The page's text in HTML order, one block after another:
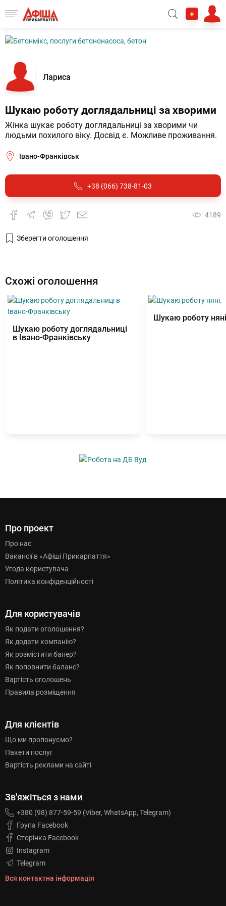
+
Лариса
Шукаю роботу доглядальниці за хворими
Жінка шукає роботу доглядальниці за хворими чи
людьми похилого віку. Досвід є. Можливе проживання.
Івано-Франківськ
+38 (066) 738-81-03
4189
Зберегти оголошення
Схожі оголошення
Шукаю роботу доглядальниці
в Івано-Франківську
Шукаю роботу
Про проект
Про нас
Вакансії в «Афіші Прикарпаття»
Угода користувача
Політика конфіденційності
Для користувачів
Як подати оголошення?
Як додати компанію?
Як розмістити банер?
Як поповнити баланс?
Вартість оголошень
Правила розміщення
Для клієнтів
Що ми пропонуємо?
Пакети послуг
Вартість реклами на сайті
Зв'яжіться з нами
+380 (98) 877-59-59 (Viber, WhatsApp, Telegram)
Група Facebook
Сторінка Facebook
Instagram
Telegram
Вся контактна інформація